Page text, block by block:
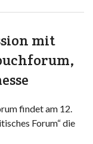
mit
findet am 12.
Forum“ die